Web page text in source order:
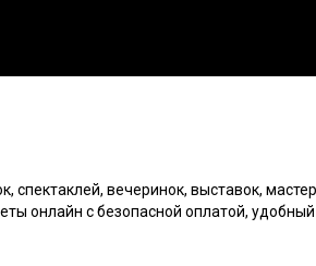
вечеринок, выставок,
онлайн с безопасной оплатой,